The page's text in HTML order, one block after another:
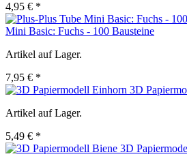
4,95 € *
Mini Basic: Fuchs - 100 Bausteine
Artikel auf Lager.
7,95 € *
3D
Artikel auf Lager.
5,49 € *
3D